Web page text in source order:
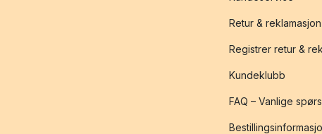
Retur & reklamasjon
Registrer retur &
Kundeklubb
FAQ – Vanlige